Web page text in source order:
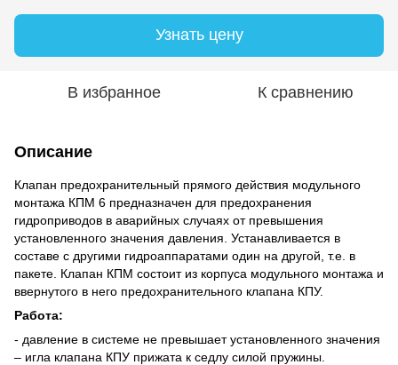
Узнать цену
В избранное К сравнению
Описание
Клапан предохранительный прямого действия модульного
монтажа КПМ 6 предназначен для предохранения
гидроприводов в аварийных случаях от превышения
установленного значения давления. Устанавливается в
составе с другими гидроаппаратами один на другой, т.е. в
пакете. Клапан КПМ состоит из корпуса модульного монтажа и
ввернутого в него предохранительного клапана КПУ.
Работа:
- давление в системе не превышает установленного значения
– игла клапана КПУ прижата к седлу силой пружины.